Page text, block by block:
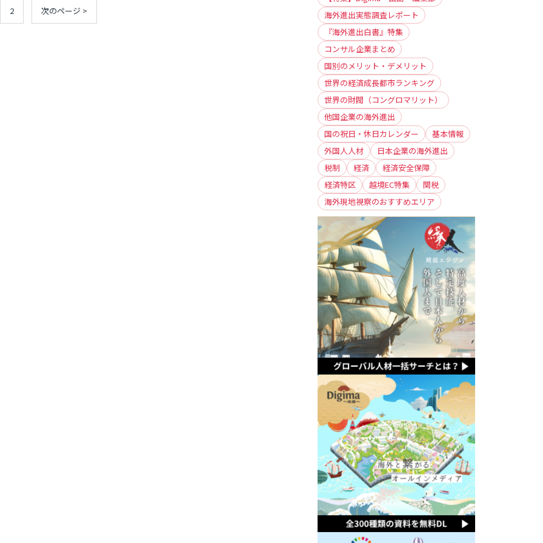
2 次のページ >
海外進出実態調査レポート
『海外進出白書』特集
コンサル企業まとめ
国別のメリット・デメリット
世界の経済成長都市ランキング
世界の財閥（コングロマリット）
他国企業の海外進出
国の祝日・休日カレンダー
基本情報
外国人人材
日本企業の海外進出
税制
経済
経済安全保障
経済特区
越境EC特集
関税
海外現地視察のおすすめエリア